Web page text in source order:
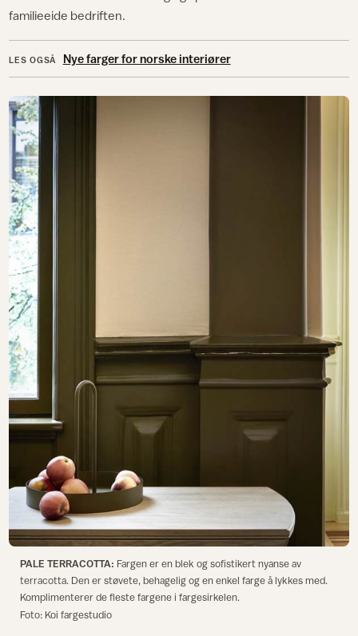
familieeide bedriften.
LES OGSÅ Nye farger for norske interiører
PALE TERRACOTTA: Fargen er en blek og sofistikert nyanse av
terracotta. Den er støvete, behagelig og en enkel farge å lykkes med.
Komplimenterer de fleste fargene i fargesirkelen.
Foto: Koi fargestudio